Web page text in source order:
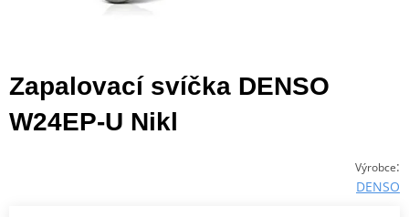
Zapalovací svíčka DENSO
W24EP-U Nikl
Výrobce:
DENSO